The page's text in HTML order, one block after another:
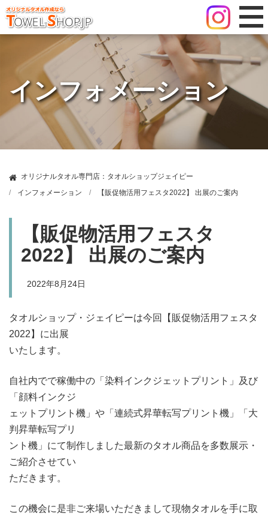
インフォメーション
オリジナルタオル専門店：タオルショップジェイピー
インフォメーション
【販促物活用フェスタ2022】 出展のご案内
【販促物活用フェスタ
2022】 出展のご案内
2022年8月24日
タオルショップ・ジェイピーは今回【販促物活用フェスタ
2022】に出展
いたします。
自社内でで稼働中の「染料インクジェットプリント」及び
「顔料インクジ
ェットプリント機」や「連続式昇華転写プリント機」「大
判昇華転写プリ
ント機」にて制作しました最新のタオル商品を多数展示・
ご紹介させてい
ただきます。
この機会に是非ご来場いただきまして現物タオルを手に取